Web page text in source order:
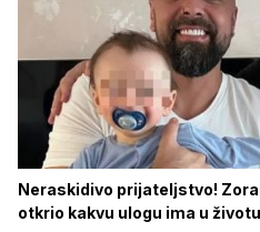
Neraskidivo prijateljstvo!
otkrio kakvu ulogu ima u